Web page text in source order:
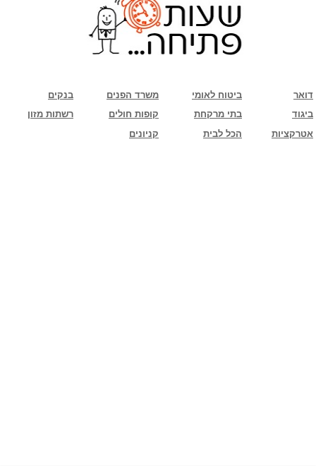
בנקים משרד הפנים ביטוח לאומי
דואר
רשתות מזון
קופות חולים בתי מרקחת
ביגוד
קניונים
הכל לבית אטרקציות